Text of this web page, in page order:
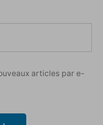
articles par e-